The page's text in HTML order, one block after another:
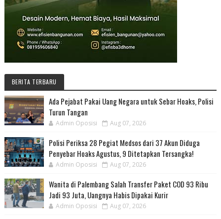
BERITA TERBARU
Ada Pejabat Pakai Uang Negara untuk Sebar Hoaks, Polisi
Turun Tangan
Admin Oposisi Aug 07, 2026
Polisi Periksa 28 Pegiat Medsos dari 37 Akun Diduga
Penyebar Hoaks Agustus, 9 Ditetapkan Tersangka!
Admin Oposisi Aug 07, 2026
Wanita di Palembang Salah Transfer Paket COD 93 Ribu
Jadi 93 Juta, Uangnya Habis Dipakai Kurir
Admin Oposisi Aug 07, 2026